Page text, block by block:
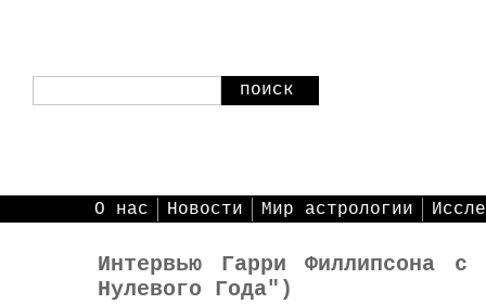
поиск
О нас Новости Мир астрологии
Интервью Гарри Филлипсона
Нулевого Года")